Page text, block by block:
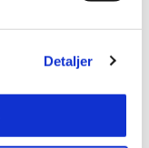
Detaljer
utlandet. Han
høye energi
FK å styrke
rette for god